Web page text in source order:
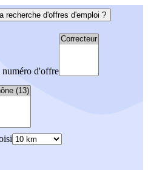
recherche d'offres d'emploi ?
numéro d'offre